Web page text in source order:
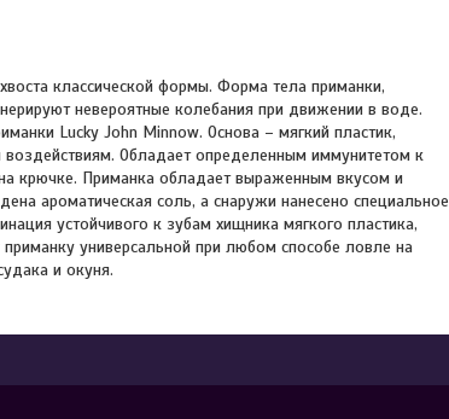
классической формы. Форма тела приманки,
невероятные колебания при движении в воде.
Lucky John Minnow. Основа – мягкий пластик,
Обладает определенным иммунитетом к
крючке. Приманка обладает выраженным вкусом и
ароматическая соль, а снаружи нанесено специальное
устойчивого к зубам хищника мягкого пластика,
универсальной при любом способе ловле на
и окуня.